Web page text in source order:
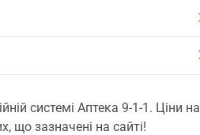
системі Аптека 9-1-1. Ціни на
що зазначені на сайті!